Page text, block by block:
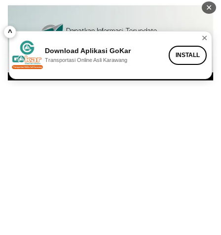
✕
^
✕
Download Aplikasi GoKar
Transportasi Online Asli Karawang
INSTALL